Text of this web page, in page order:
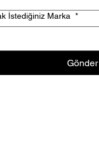
İstediğiniz Marka *
Gönder